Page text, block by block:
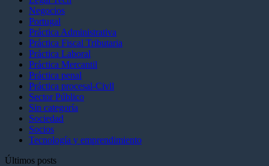
Negocios
Portugal
Práctica Administrativa
Práctica Fiscal Tributaria
Práctica Laboral
Práctica Mercantil
Práctica penal
Práctica procesal-Civll
Sector Público
Sin categoría
Sociedad
Socios
Tecnología y emprendimiento
Últimos posts